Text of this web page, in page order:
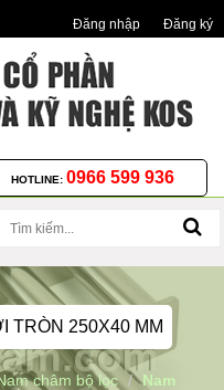
Đăng nhập Đăng ký
HOTLINE: 0966 599 936
TRÒN 250X40 MM
châm bộ lọc
Nam